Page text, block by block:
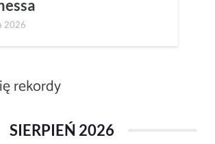
2026
rekordy
SIERPIEŃ 2026